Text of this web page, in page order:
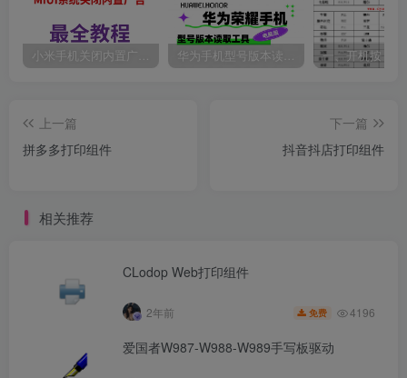
小米手机关闭内置广告最全教程。 华为手机型号版本读取工具
上一篇
拼多多打印组件
下一篇
抖音抖店打印组件
相关推荐
CLodop Web打印组件
2年前 免费 4196
爱国者W987-W988-W989手写板驱动